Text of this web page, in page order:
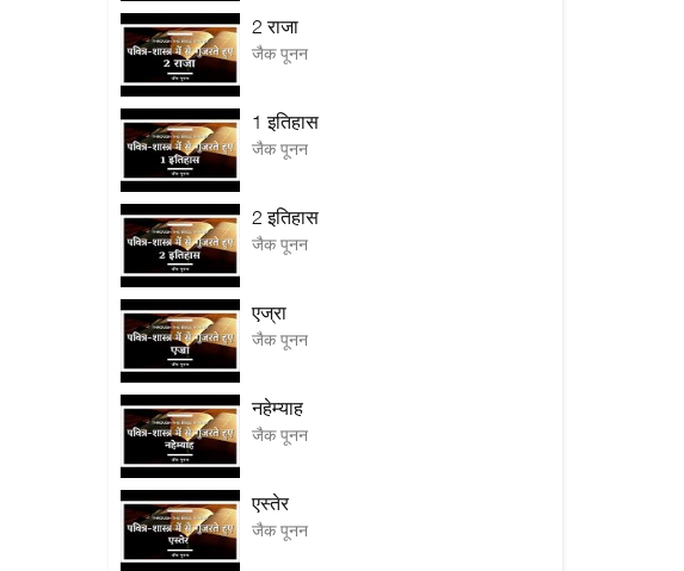
2 राजा
जैक पूनन
1 इतिहास
जैक पूनन
2 इतिहास
जैक पूनन
एज्रा
जैक पूनन
नहेम्याह
जैक पूनन
एस्तेर
जैक पूनन